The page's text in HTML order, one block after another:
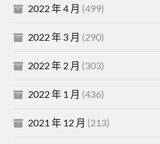
2022 年 4 月 (499)
2022 年 3 月 (290)
2022 年 2 月 (303)
2022 年 1 月 (436)
2021 年 12 月 (213)